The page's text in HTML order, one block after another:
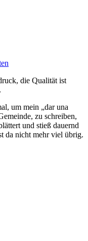
die Qualität ist
um mein „dar una
zu schreiben,
und stieß dauernd
da nicht mehr viel übrig.